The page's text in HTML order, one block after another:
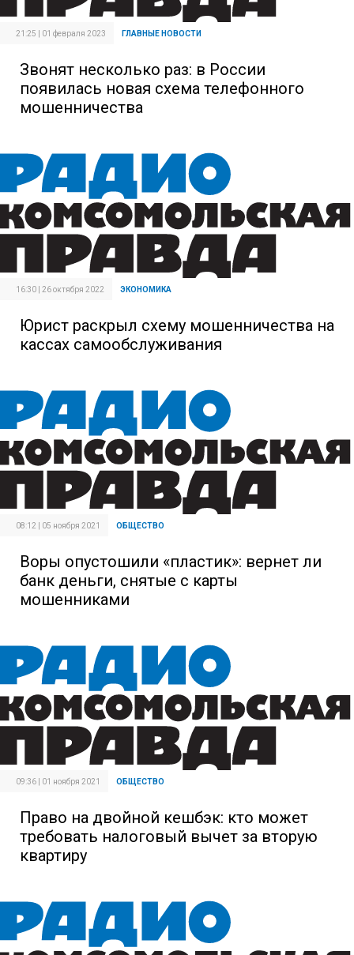
21:25 | 01 февраля 2023 ГЛАВНЫЕ НОВОСТИ
Звонят несколько раз: в России
появилась новая схема телефонного
мошенничества
16:30 | 26 октября 2022 ЭКОНОМИКА
Юрист раскрыл схему мошенничества на
кассах самообслуживания
08:12 | 05 ноября 2021 ОБЩЕСТВО
Воры опустошили «пластик»: вернет ли
банк деньги, снятые с карты
мошенниками
09:36 | 01 ноября 2021 ОБЩЕСТВО
Право на двойной кешбэк: кто может
требовать налоговый вычет за вторую
квартиру